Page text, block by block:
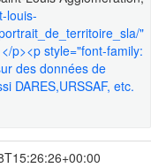
louis-
"
p><p style="font-family:
des données de
DARES,URSSAF, etc.